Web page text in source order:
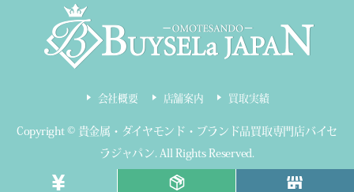
会社概要 店舗案内 買取実績
Copyright © 貴金属・ダイヤモンド・ブランド品買取専門店バイセ
ラジャパン. All Rights Reserved.
東京都公安委員会 第303320809319号